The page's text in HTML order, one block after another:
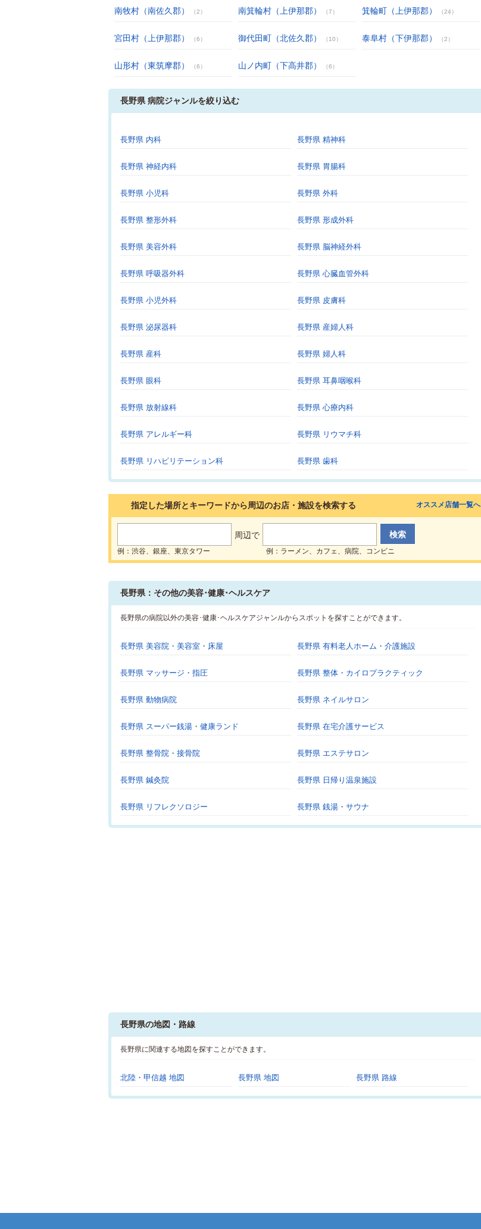
南牧村（南佐久郡） （2） 南箕輪村（上伊那郡） （7） 箕輪町（上伊那郡） （24）
宮田村（上伊那郡） （6） 御代田町（北佐久郡） （10） 泰阜村（下伊那郡） （2）
山形村（東筑摩郡） （6） 山ノ内町（下高井郡） （6）
長野県 病院ジャンルを絞り込む
長野県 内科 長野県 精神科
長野県 神経内科 長野県 胃腸科
長野県 小児科 長野県 外科
長野県 整形外科 長野県 形成外科
長野県 美容外科 長野県 脳神経外科
長野県 呼吸器外科 長野県 心臓血管外科
長野県 小児外科 長野県 皮膚科
長野県 泌尿器科 長野県 産婦人科
長野県 産科 長野県 婦人科
長野県 眼科 長野県 耳鼻咽喉科
長野県 放射線科 長野県 心療内科
長野県 アレルギー科 長野県 リウマチ科
長野県 リハビリテーション科 長野県 歯科
指定した場所とキーワードから周辺のお店・施設を検索する
周辺で
例：渋谷、銀座、東京タワー 例：ラーメン、カフェ、病院、コンビニ
オススメ店舗一覧へ
長野県：その他の美容･健康･ヘルスケア
長野県の病院以外の美容･健康･ヘルスケアジャンルからスポットを探すことができます。
長野県 美容院・美容室・床屋 長野県 有料老人ホーム・介護施設
長野県 マッサージ・指圧 長野県 整体・カイロプラクティック
長野県 動物病院 長野県 ネイルサロン
長野県 スーパー銭湯・健康ランド 長野県 在宅介護サービス
長野県 整骨院・接骨院 長野県 エステサロン
長野県 鍼灸院 長野県 日帰り温泉施設
長野県 リフレクソロジー 長野県 銭湯・サウナ
長野県の地図・路線
長野県に関連する地図を探すことができます。
北陸・甲信越 地図 長野県 地図 長野県 路線